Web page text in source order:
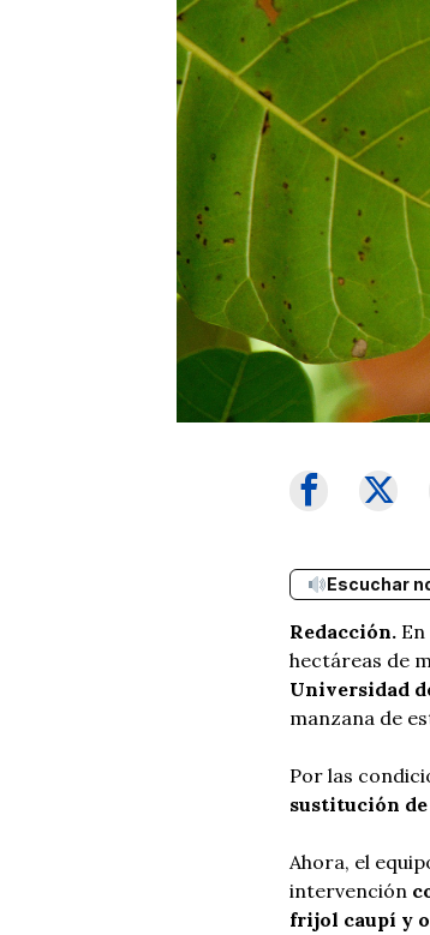
Escuchar
Redacción.
hectáreas de
Universidad
manzana de
Por las
sustitución
Ahora, el
intervención
frijol caupí y